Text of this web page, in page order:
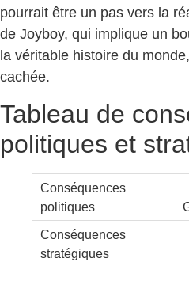
pourrait être un pas vers la
de Joyboy, qui implique un
la véritable histoire du
cachée.
Tableau de
politiques et